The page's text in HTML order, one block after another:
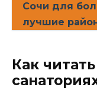
Сочи для
лучшие
Как